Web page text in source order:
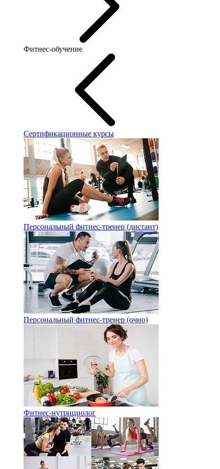
Фитнес-обучение
Сертификационные курсы
Персональный фитнес-тренер (дистант)
Персональный фитнес-тренер (очно)
Фитнес-нутрициолог